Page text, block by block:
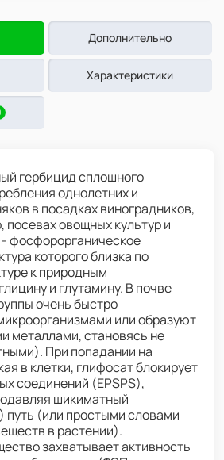
Дополнительно
Характеристики
гербицид сплошного
однолетних и
в посадках виноградников,
посевах овощных культур и
фосфорорганическое
которого близка по
к природным
и глутамину. В почве
очень быстро
или образуют
металлами, становясь не
При попадании на
в клетки, глифосат блокирует
соединений (EPSPS),
шикиматный
путь (или простыми словами
в растении).
захватывает активность